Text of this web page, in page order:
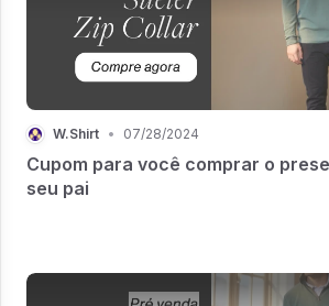
W.Shirt • 07/28/2024
Cupom para você comprar o
seu pai